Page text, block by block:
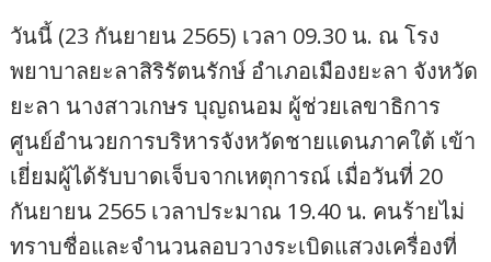
วันนี้ (23 กันยายน 2565) เวลา 09.30 น. ณ โรง
พยาบาลยะลาสิริรัตนรักษ์ อำเภอเมืองยะลา จังหวัด
ยะลา นางสาวเกษร บุญถนอม ผู้ช่วยเลขาธิการ
ศูนย์อำนวยการบริหารจังหวัดชายแดนภาคใต้ เข้า
เยี่ยมผู้ได้รับบาดเจ็บจากเหตุการณ์ เมื่อวันที่ 20
กันยายน 2565 เวลาประมาณ 19.40 น. คนร้ายไม่
ทราบชื่อและจำนวนลอบวางระเบิดแสวงเครื่องที่